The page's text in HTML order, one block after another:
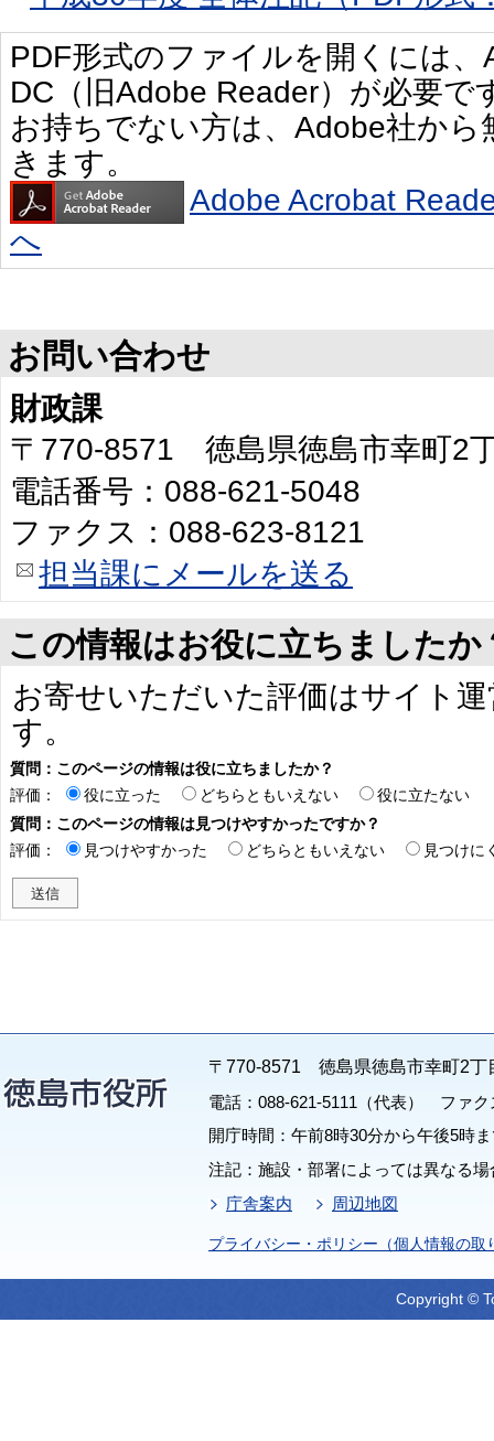
PDF形式のファイルを開くには
DC（旧Adobe Reader）が必要で
お持ちでない方は、Adobe社か
きます。
Adobe Acrobat
へ
お問い合わせ
財政課
〒770-8571 徳島県徳島市幸町2
電話番号：088-621-5048
ファクス：088-623-8121
担当課にメールを送る
この情報はお役に立ちましたか
お寄せいただいた評価はサイト
す。
質問：このページの情報は役に立ちましたか？
評価：
役に立った どちらともいえない
役に立たない
質問：このページの情報は見つけやすかったですか？
評価：
見つけやすかった どちらともいえない 見つけに
〒770-8571 徳島県徳島市幸町2丁
電話：088-621-5111（代表） ファク
開庁時間：午前8時30分から午後5時
注記：施設・部署によっては異なる
庁舎案内
周辺地図
プライバシー・ポリシー（個人情報の取
Copyright ©